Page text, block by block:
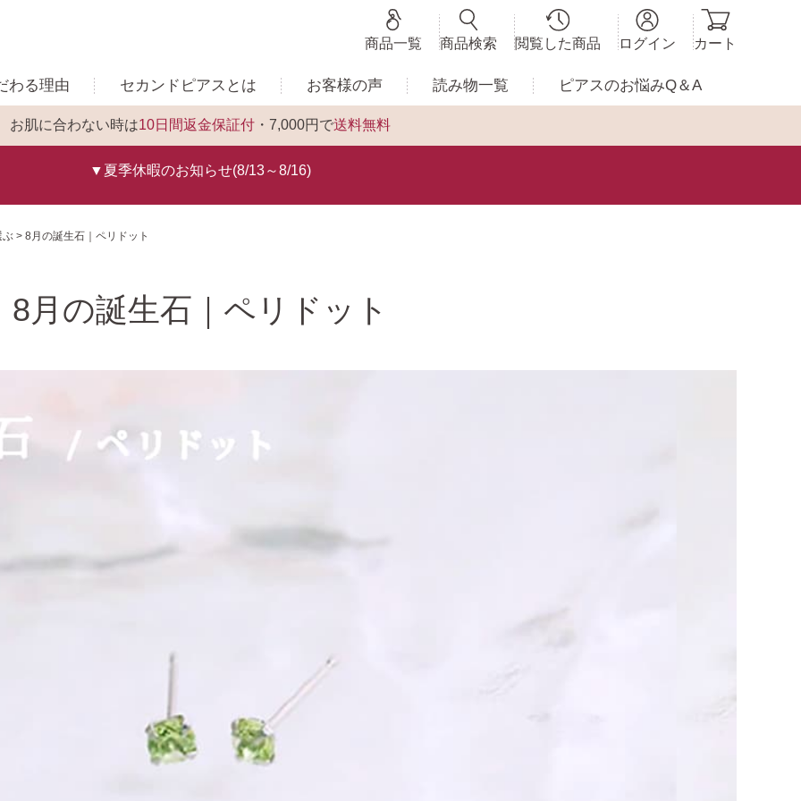
商品一覧 商品検索 閲覧した商品 ログイン カート
わる理由 セカンドピアスとは お客様の声 読み物一覧 ピアスのお悩みQ＆A
お肌に合わない時は10日間返金保証付 ・7,000円で送料無料
▼夏季休暇のお知らせ(8/13～8/16)
ぶ 8月の誕生石｜ペリドット
8月の誕生石｜ペリドット